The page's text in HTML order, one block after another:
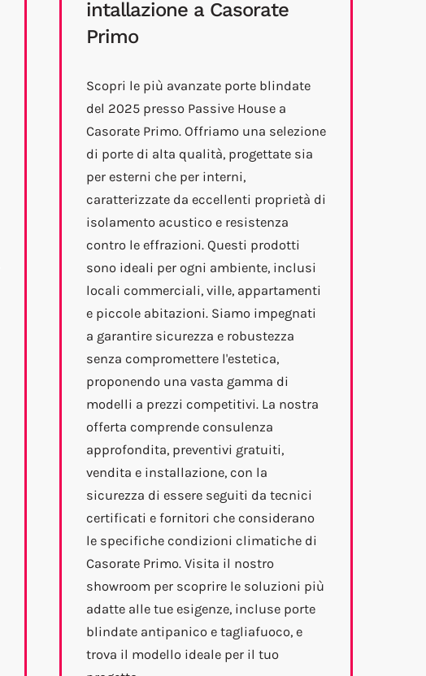
intallazione a Casorate
Primo
Scopri le più avanzate porte blindate
del 2025 presso Passive House a
Casorate Primo. Offriamo una selezione
di porte di alta qualità, progettate sia
per esterni che per interni,
caratterizzate da eccellenti proprietà di
isolamento acustico e resistenza
contro le effrazioni. Questi prodotti
sono ideali per ogni ambiente, inclusi
locali commerciali, ville, appartamenti
e piccole abitazioni. Siamo impegnati
a garantire sicurezza e robustezza
senza compromettere l'estetica,
proponendo una vasta gamma di
modelli a prezzi competitivi. La nostra
offerta comprende consulenza
approfondita, preventivi gratuiti,
vendita e installazione, con la
sicurezza di essere seguiti da tecnici
certificati e fornitori che considerano
le specifiche condizioni climatiche di
Casorate Primo. Visita il nostro
showroom per scoprire le soluzioni più
adatte alle tue esigenze, incluse porte
blindate antipanico e tagliafuoco, e
trova il modello ideale per il tuo